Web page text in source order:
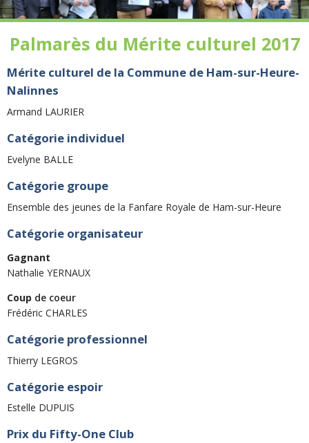
Palmarès du Mérite culturel 2017
Mérite culturel de la Commune de Ham-sur-Heure-
Nalinnes
Armand LAURIER
Catégorie individuel
Evelyne BALLE
Catégorie groupe
Ensemble des jeunes de la Fanfare Royale de Ham-sur-Heure
Catégorie organisateur
Gagnant
Nathalie YERNAUX
Coup de coeur
Frédéric CHARLES
Catégorie professionnel
Thierry LEGROS
Catégorie espoir
Estelle DUPUIS
Prix du Fifty-One Club